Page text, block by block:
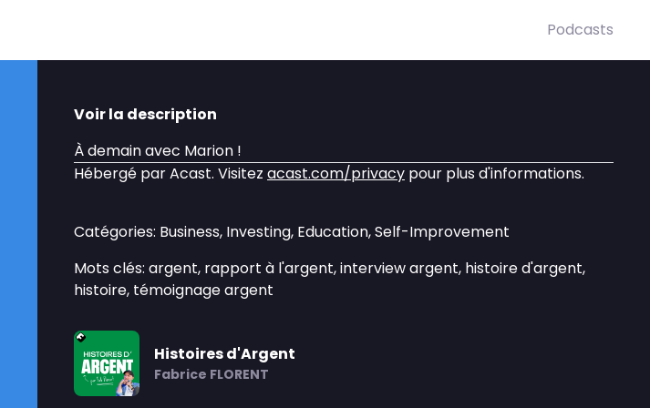
Podcasts
Voir la description
À demain avec Marion !
Hébergé par Acast. Visitez acast.com/privacy pour plus d'informations.
Catégories: Business, Investing, Education, Self-Improvement
Mots clés: argent, rapport à l'argent, interview argent, histoire d'argent,
histoire, témoignage argent
Histoires d'Argent
Fabrice FLORENT